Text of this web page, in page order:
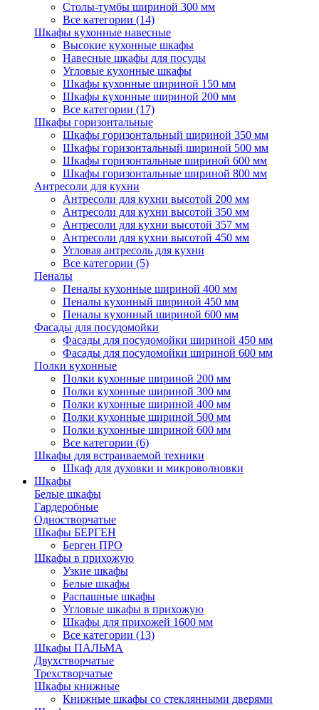
Столы-тумбы шириной 300 мм
Все категории (14)
Шкафы кухонные навесные
Высокие кухонные шкафы
Навесные шкафы для посуды
Угловые кухонные шкафы
Шкафы кухонные шириной 150 мм
Шкафы кухонные шириной 200 мм
Все категории (17)
Шкафы горизонтальные
Шкафы горизонтальный шириной 350 мм
Шкафы горизонтальный шириной 500 мм
Шкафы горизонтальные шириной 600 мм
Шкафы горизонтальные шириной 800 мм
Антресоли для кухни
Антресоли для кухни высотой 200 мм
Антресоли для кухни высотой 350 мм
Антресоли для кухни высотой 357 мм
Антресоли для кухни высотой 450 мм
Угловая антресоль для кухни
Все категории (5)
Пеналы
Пеналы кухонные шириной 400 мм
Пеналы кухонный шириной 450 мм
Пеналы кухонный шириной 600 мм
Фасады для посудомойки
Фасады для посудомойки шириной 450 мм
Фасады для посудомойки шириной 600 мм
Полки кухонные
Полки кухонные шириной 200 мм
Полки кухонные шириной 300 мм
Полки кухонные шириной 400 мм
Полки кухонные шириной 500 мм
Полки кухонные шириной 600 мм
Все категории (6)
Шкафы для встраиваемой техники
Шкаф для духовки и микроволновки
Шкафы
Белые шкафы
Гардеробные
Одностворчатые
Шкафы БЕРГЕН
Берген ПРО
Шкафы в прихожую
Узкие шкафы
Белые шкафы
Распашные шкафы
Угловые шкафы в прихожую
Шкафы для прихожей 1600 мм
Все категории (13)
Шкафы ПАЛЬМА
Двухстворчатые
Трехстворчатые
Шкафы книжные
Книжные шкафы со стеклянными дверями